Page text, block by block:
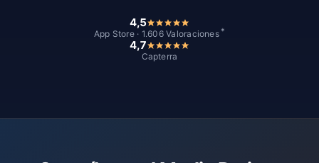
4,5
App Store · 1.606 Valoraciones *
4,7
Capterra